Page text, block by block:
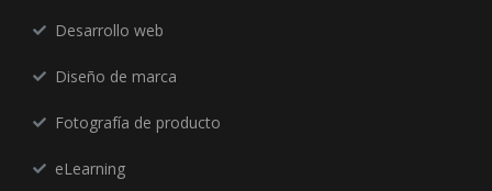
Desarrollo web
Diseño de marca
Fotografía de producto
eLearning